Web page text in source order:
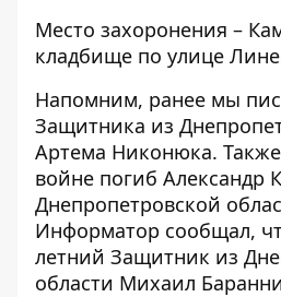
Место захоронения –
кладбище по улице
Напомним, ранее мы
Защитника из
Артема Никонюка.
войне погиб Александр
Днепропетровской
Информатор сообщал,
летний Защитник из
области Михаил